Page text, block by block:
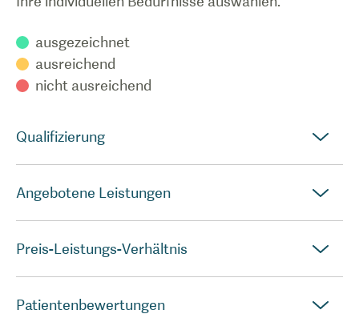
ausgezeichnet
ausreichend
nicht ausreichend
Qualifizierung
Angebotene Leistungen
Preis-Leistungs-Verhältnis
Patientenbewertungen